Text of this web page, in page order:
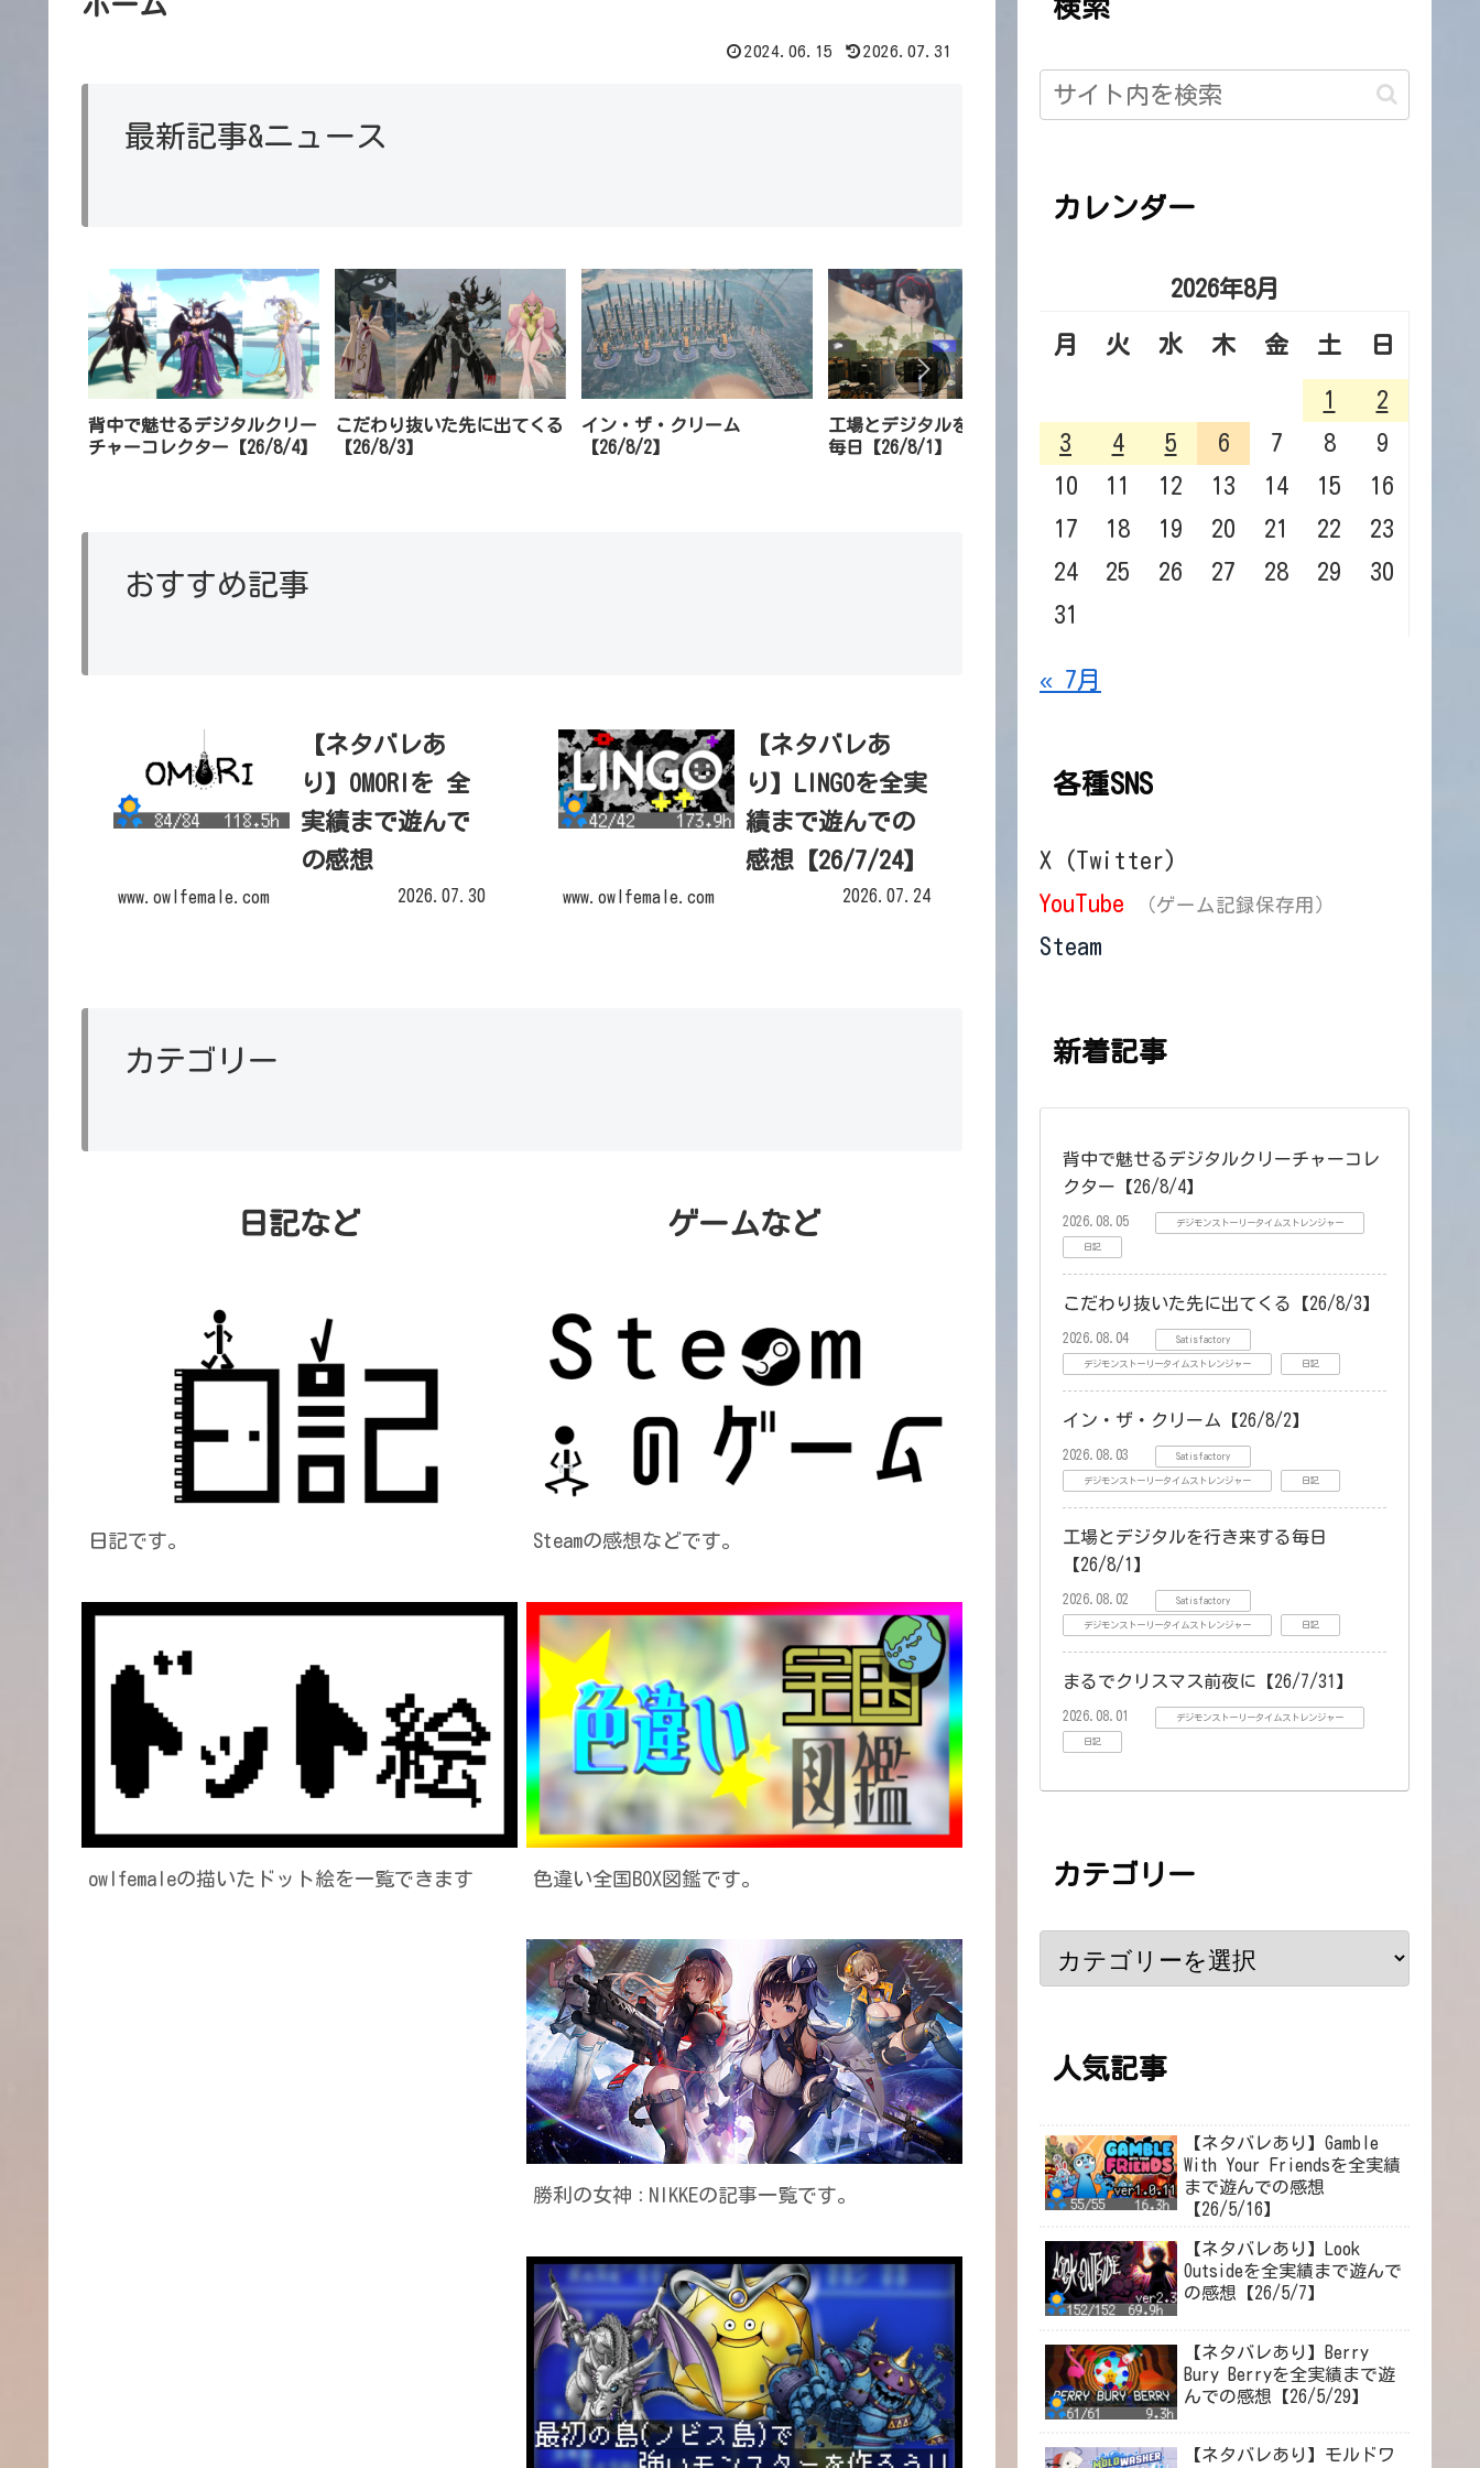
2024.06.15 2026.07.31
最新記事&ニュース
背中で魅せるデジタルクリー
チャーコレクター【26/8/4】
こだわり抜いた先に出てくる
【26/8/3】
イン・ザ・クリーム
【26/8/2】
工場とデジタルを行き来する
毎日【26/8/1】
まるでクリスマス前夜に
【26/7/31】
原初の日記を【26/
おすすめ記事
【ネタバレあ
り】OMORIを 全
実績まで遊んで
の感想
【26/7/30】
www.owlfemale.com 2026.07.30
【ネタバレあ
り】LINGOを全実
績まで遊んでの
感想【26/7/24】
『Lingo』は、広大
www.owlfemale.com 2026.07.24
カテゴリー
日記など
日記です。
owlfemaleの描いたドット絵を一覧できます
ゲームなど
Steamの感想などです。
色違い全国BOX図鑑です。
勝利の女神 ： NIKKEの記事一覧です。
検索
カレンダー
2026年8月
月 火 水 木 金 土 日
1
2
3
4 5 6 7 8
9
10
11 12 13 14 15
16
17
18 19 20 21 22
23
24
25 26 27 28 29
30
31
« 7月
各種SNS
X (Twitter)
YouTube
（ゲーム記録保存用）
Steam
新着記事
背中で魅せるデジタルクリーチャーコレ
クター【26/8/4】
2026.08.05 デジモンストーリータイムストレンジャー
日記
こだわり抜いた先に出てくる【26/8/3】
2026.08.04 Satisfactory
デジモンストーリータイムストレンジャー 日記
イン・ザ・クリーム【26/8/2】
2026.08.03 Satisfactory
デジモンストーリータイムストレンジャー 日記
工場とデジタルを行き来する毎日
【26/8/1】
2026.08.02 Satisfactory
デジモンストーリータイムストレンジャー 日記
まるでクリスマス前夜に【26/7/31】
2026.08.01 デジモンストーリータイムストレンジャー
日記
カテゴリー
人気記事
【ネタバレあり】Gamble
With Your Friendsを全実績
まで遊んでの感想
【26/5/16】
【ネタバレあり】Look
Outsideを全実績まで遊んで
の感想【26/5/7】
【ネタバレあり】Berry
Bury Berryを全実績まで遊
んでの感想【26/5/29】
【ネタバレあり】モルドワ